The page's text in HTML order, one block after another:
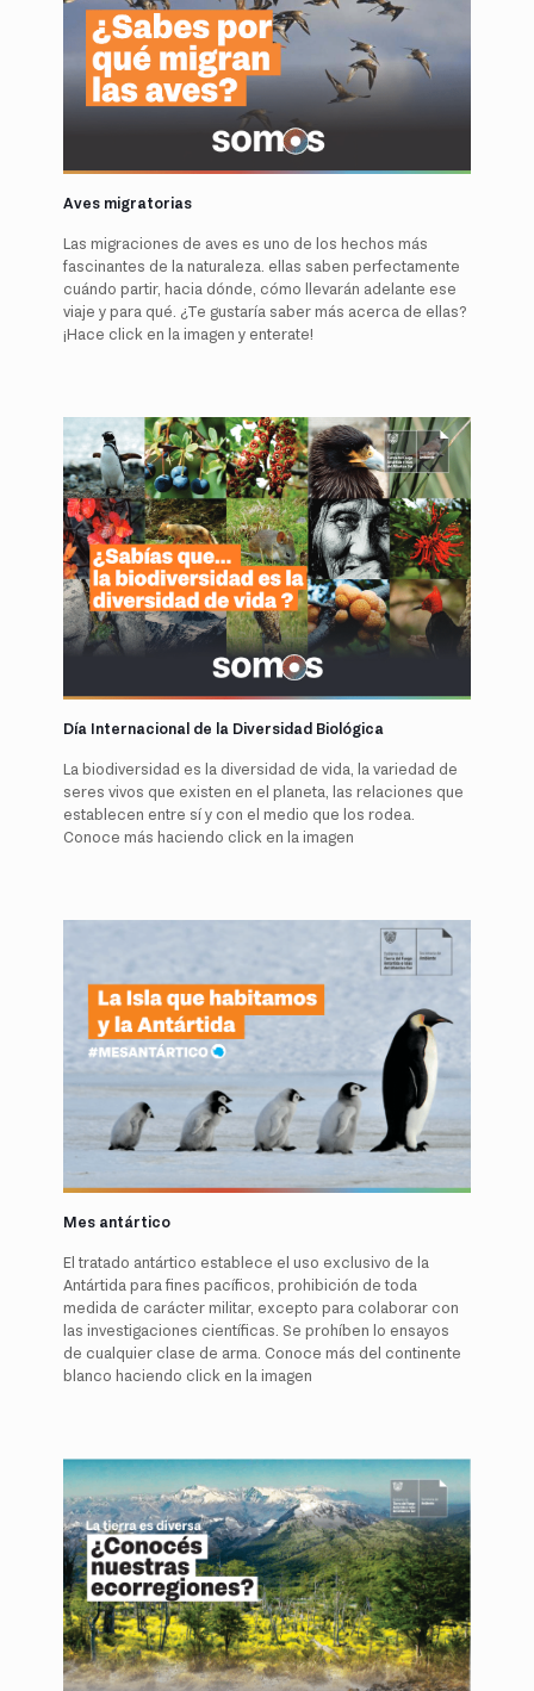
Aves migratorias
Las migraciones de aves es uno de los hechos más
fascinantes de la naturaleza. ellas saben perfectamente
cuándo partir, hacia dónde, cómo llevarán adelante ese
viaje y para qué. ¿Te gustaría saber más acerca de ellas?
¡Hace click en la imagen y enterate!
Día Internacional de la Diversidad Biológica
La biodiversidad es la diversidad de vida, la variedad de
seres vivos que existen en el planeta, las relaciones que
establecen entre sí y con el medio que los rodea.
Conoce más haciendo click en la imagen
Mes antártico
El tratado antártico establece el uso exclusivo de la
Antártida para fines pacíficos, prohibición de toda
medida de carácter militar, excepto para colaborar con
las investigaciones científicas. Se prohíben lo ensayos
de cualquier clase de arma. Conoce más del continente
blanco haciendo click en la imagen